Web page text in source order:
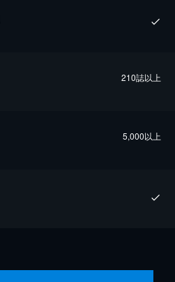
210誌以上
5,000以上